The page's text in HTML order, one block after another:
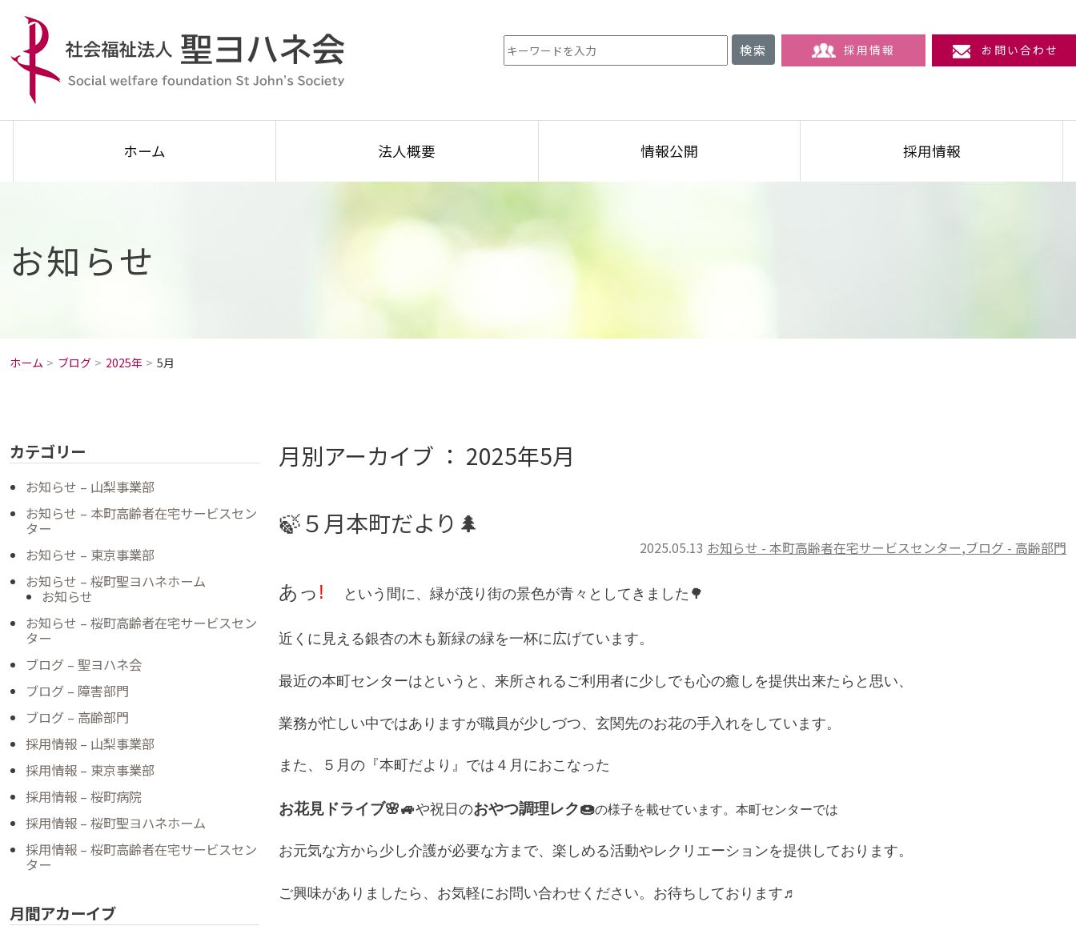
検索 採用情報 お問い合わせ
ホーム 法人概要 情報公開 採用情報
お知らせ
ホーム ブログ 2025年 5月
月別アーカイブ ： 2025年5月
🍃５月本町だより🌲
2025.05.13 お知らせ - 本町高齢者在宅サービスセンター,ブログ - 高齢部門
あっ ! という間に、緑が茂り街の景色が青々としてきました🌳
近くに見える銀杏の木も新緑の緑を一杯に広げています。
最近の本町センターはというと、来所されるご利用者に少しでも心の癒しを提供出来たらと思い、
業務が忙しい中ではありますが職員が少しづつ、玄関先のお花の手 入れをしています。
また、５月の『本町だより』では４月におこなった
お花見ドライブ🌸🚙や祝日のおやつ調理レク🍩の様子を載せています。本町センターでは
お元気な方から少し介護が必要な方まで、楽しめる活動やレクリエーションを提供しております。
ご興味がありましたら、お気軽にお問い合わせください。お待ちしております♬
カテゴリー
お知らせ – 山梨事業部
お知らせ – 本町高齢者在宅サービスセン
ター
お知らせ – 東京事業部
お知らせ – 桜町聖ヨハネホーム
お知らせ
お知らせ – 桜町高齢者在宅サービスセン
ター
ブログ – 聖ヨハネ会
ブログ – 障害部門
ブログ – 高齢部門
採用情報 – 山梨事業部
採用情報 – 東京事業部
採用情報 – 桜町病院
採用情報 – 桜町聖ヨハネホーム
採用情報 – 桜町高齢者在宅サービスセン
ター
月間アカーイブ